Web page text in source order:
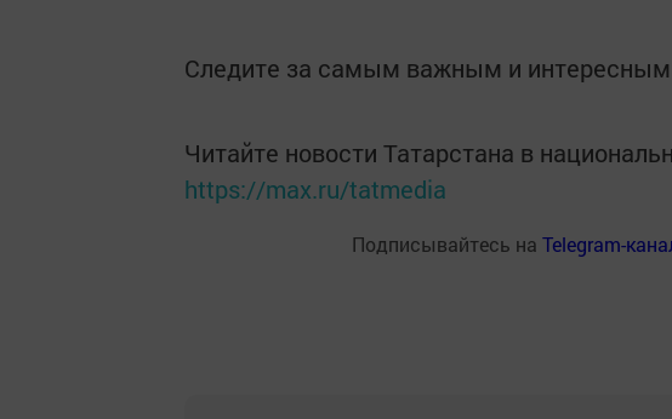
Следите за самым важным и
Читайте новости Татарстана в
https://max.ru/tatmedia
Подписывайтесь на Telegram-